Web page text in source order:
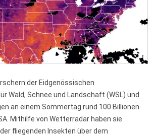
der Eidgenössischen
Wald, Schnee und Landschaft (WSL) und
an einem Sommertag rund 100 Billionen
Mithilfe von Wetterradar haben sie
fliegenden Insekten über dem